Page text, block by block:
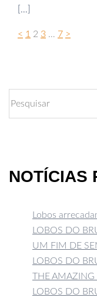
[…]
< 1 2 3 … 7 >
NOTÍCIAS
Lobos
LOBOS DO
UM FIM DE
LOBOS DO
THE AMAZING
LOBOS DO